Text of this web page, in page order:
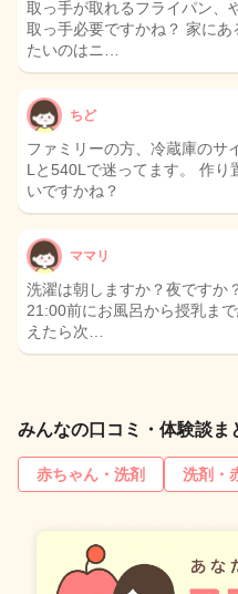
取っ手が取れるフライパン、
取っ手必要ですかね？ 家に
たいのはニ…
ちど
ファミリーの方、冷蔵庫のサ
Lと540Lで迷ってます。 作り
いですかね？
ママリ
洗濯は朝しますか？夜ですか
21:00前にお風呂から授乳ま
えたら次…
みんなの口コミ・体験談ま
赤ちゃん・洗剤 洗剤・